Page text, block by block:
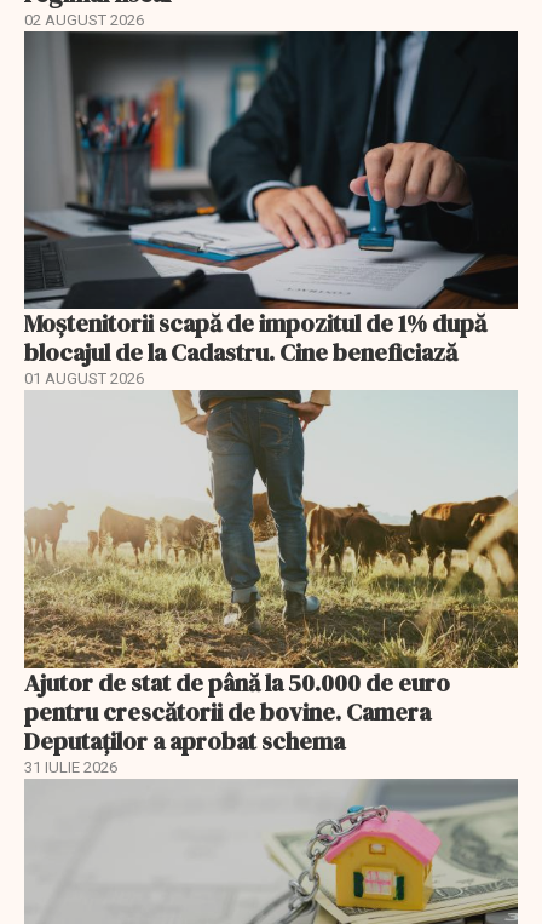
02 AUGUST 2026
Moștenitorii scapă de impozitul de 1% după
blocajul de la Cadastru. Cine beneficiază
01 AUGUST 2026
Ajutor de stat de până la 50.000 de euro
pentru crescătorii de bovine. Camera
Deputaților a aprobat schema
31 IULIE 2026